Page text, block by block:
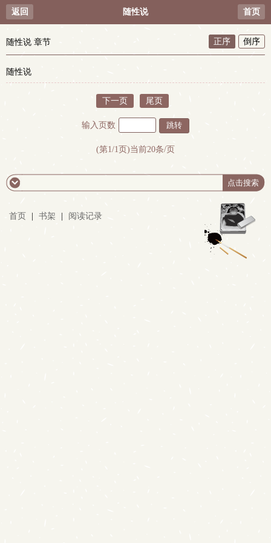
返回 随性说 首页
随性说 章节 正序 倒序
随性说
下一页 尾页
输入页数
(第1/1页)当前20条/页
首页 书架 阅读记录